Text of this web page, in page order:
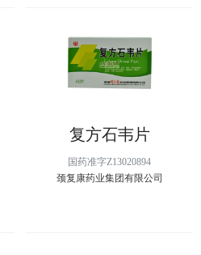
复方石韦片
国药准字Z13020894
颈复康药业集团有限公司